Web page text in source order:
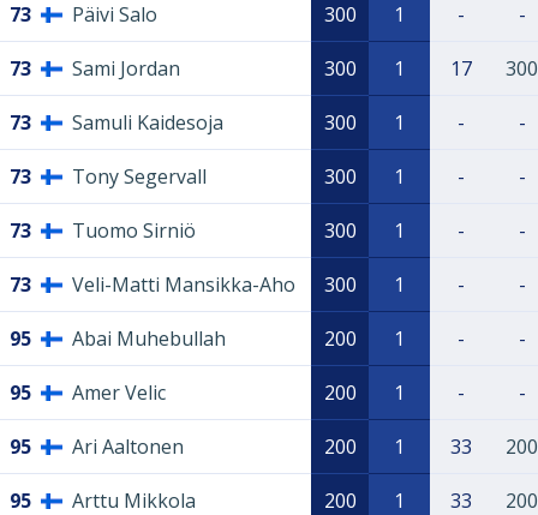
73 Päivi Salo 300 1 - -
73 Sami Jordan 300 1 17 300
73 Samuli Kaidesoja 300 1 - -
73 Tony Segervall 300 1 - -
73 Tuomo Sirniö 300 1 - -
73 Veli-Matti Mansikka-Aho 300 1 - -
95 Abai Muhebullah 200 1 - -
95 Amer Velic 200 1 - -
95 Ari Aaltonen 200 1 33 200
95 Arttu Mikkola 200 1 33 200